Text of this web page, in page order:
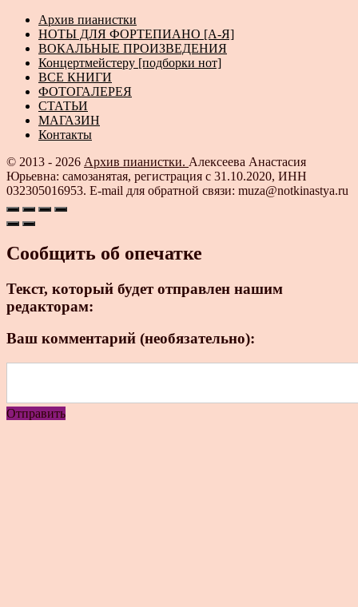
Архив пианистки
НОТЫ ДЛЯ ФОРТЕПИАНО [А-Я]
ВОКАЛЬНЫЕ ПРОИЗВЕДЕНИЯ
Концертмейстеру [подборки нот]
ВСЕ КНИГИ
ФОТОГАЛЕРЕЯ
СТАТЬИ
МАГАЗИН
Контакты
© 2013 - 2026 Архив пианистки. Алексеева Анастасия
Юрьевна: самозанятая, регистрация с 31.10.2020, ИНН
032305016953. E-mail для обратной связи: muza@notkinastya.ru
Сообщить об опечатке
Текст, который будет отправлен нашим
редакторам:
Ваш комментарий (необязательно):
Отправить